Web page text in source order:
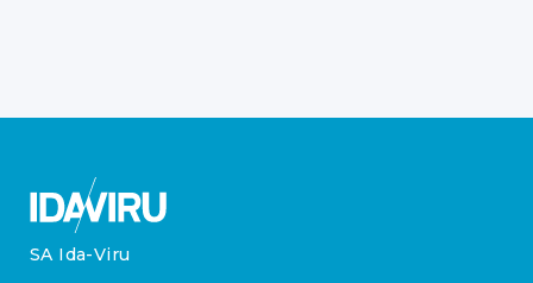
SA Ida-Viru